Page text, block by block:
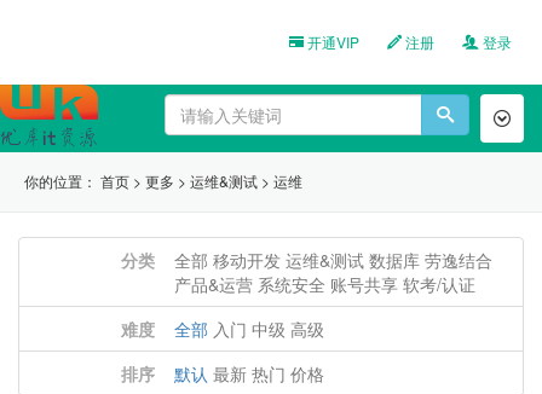
开通VIP 注册 登录
你的位置： 首页 > 更多 > 运维&测试 > 运维
分类 全部 移动开发 运维&测试 数据库 劳逸结合
产品&运营 系统安全 账号共享 软考/认证
难度
全部 入门 中级 高级
排序
默认 最新 热门 价格